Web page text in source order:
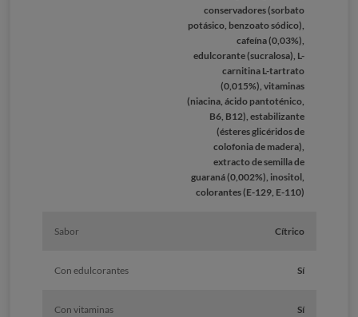
conservadores (sorbato
potásico, benzoato sódico),
cafeína (0,03%),
edulcorante (sucralosa), L-
carnitina L-tartrato
(0,015%), vitaminas
(niacina, ácido pantoténico,
B6, B12), estabilizante
(ésteres glicéridos de
colofonia de madera),
extracto de semilla de
guaraná (0,002%), inositol,
colorantes (E-129, E-110)
Sabor Cítrico
Con edulcorantes Sí
Con vitaminas Sí